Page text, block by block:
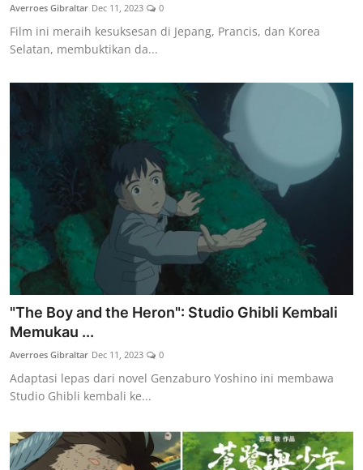
Averroes Gibraltar Dec 11, 2023 0
Film ini meraih kesuksesan di Jepang, Prancis, dan Korea
Selatan, membuktikan da...
"The Boy and the Heron": Studio Ghibli Kembali
Memukau ...
Averroes Gibraltar Dec 11, 2023 0
Adaptasi lepas dari novel Genzaburo Yoshino ini membawa
Studio Ghibli kembali ke...